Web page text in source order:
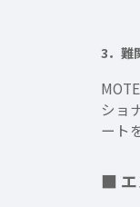
3．難
ショ
ート
■ エ